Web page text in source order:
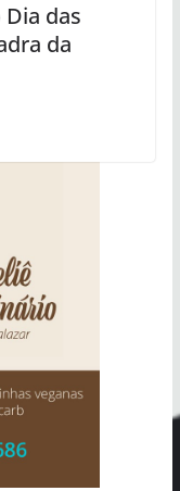
das
da